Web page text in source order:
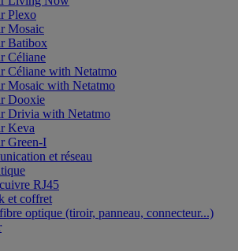
Plexo
Mosaic
Batibox
Céliane
Céliane with Netatmo
Mosaic with Netatmo
Dooxie
Drivia with Netatmo
Keva
Green-I
et réseau
RJ45
et coffret
optique (tiroir, panneau, connecteur...)